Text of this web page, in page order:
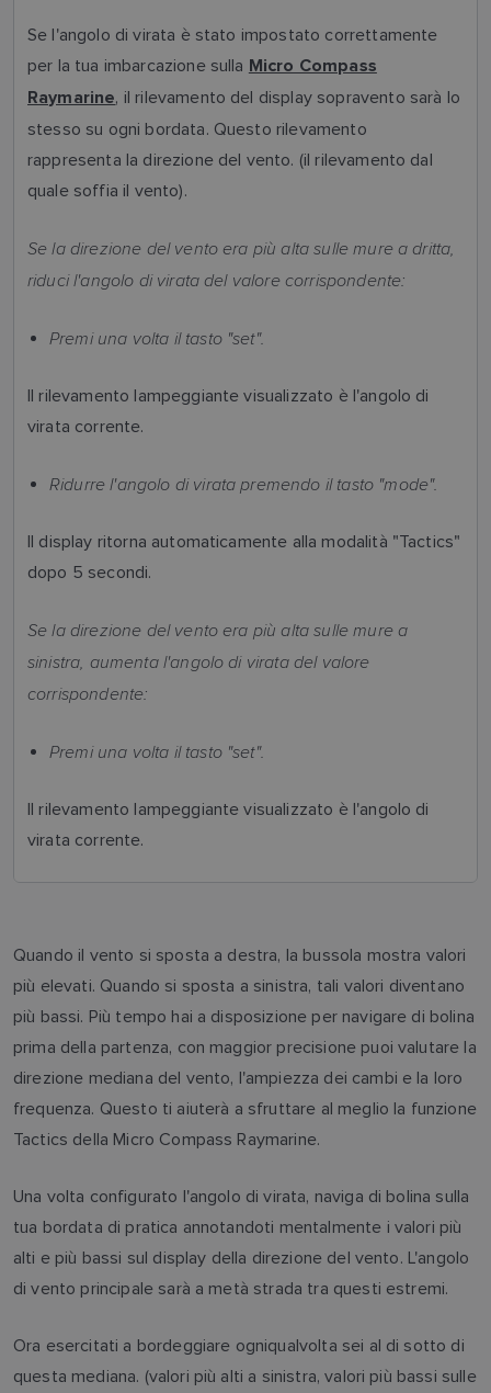
Se l'angolo di virata è stato impostato correttamente
per la tua imbarcazione sulla Micro Compass
Raymarine, il rilevamento del display sopravento sarà lo
stesso su ogni bordata. Questo rilevamento
rappresenta la direzione del vento. (il rilevamento dal
quale soffia il vento).
Se la direzione del vento era più alta sulle mure a dritta,
riduci l'angolo di virata del valore corrispondente:
Premi una volta il tasto "set".
Il rilevamento lampeggiante visualizzato è l'angolo di
virata corrente.
Ridurre l'angolo di virata premendo il tasto "mode".
Il display ritorna automaticamente alla modalità "Tactics"
dopo 5 secondi.
Se la direzione del vento era più alta sulle mure a
sinistra, aumenta l'angolo di virata del valore
corrispondente:
Premi una volta il tasto "set".
Il rilevamento lampeggiante visualizzato è l'angolo di
virata corrente.
Quando il vento si sposta a destra, la bussola mostra valori
più elevati. Quando si sposta a sinistra, tali valori diventano
più bassi. Più tempo hai a disposizione per navigare di bolina
prima della partenza, con maggior precisione puoi valutare la
direzione mediana del vento, l'ampiezza dei cambi e la loro
frequenza. Questo ti aiuterà a sfruttare al meglio la funzione
Tactics della Micro Compass Raymarine.
Una volta configurato l'angolo di virata, naviga di bolina sulla
tua bordata di pratica annotandoti mentalmente i valori più
alti e più bassi sul display della direzione del vento. L'angolo
di vento principale sarà a metà strada tra questi estremi.
Ora esercitati a bordeggiare ogniqualvolta sei al di sotto di
questa mediana. (valori più alti a sinistra, valori più bassi sulle